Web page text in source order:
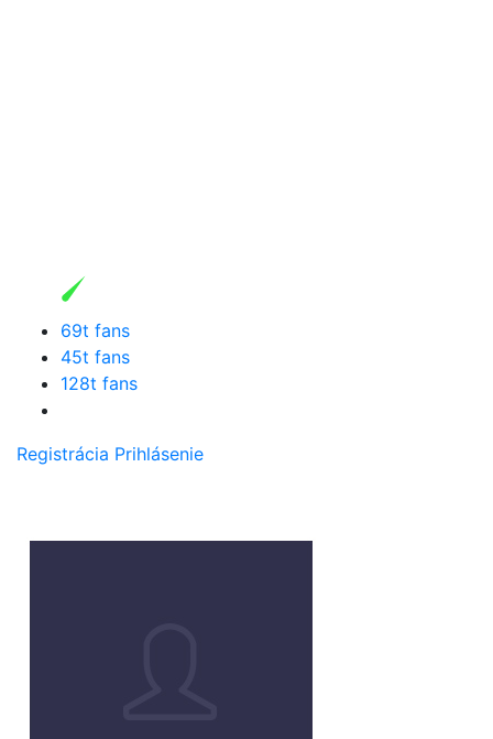
69t fans
45t fans
128t fans
Registrácia Prihlásenie